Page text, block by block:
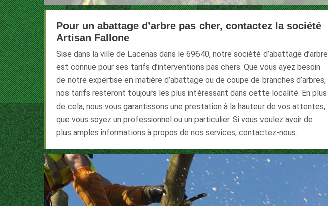
Pour un abattage d’arbre pas cher, contactez la société
Artisan Fallone
Sise dans la ville de Lacenas dans le 69640, notre société d’abattage d’arbre
est connue pour ses tarifs d’interventions pas chers. Que vous ayez besoin
de notre expertise en matière d’abattage ou de coupe de branches d’arbres,
nos tarifs resteront toujours les plus intéressant dans cette localité. En plus
de cela, nous vous garantissons une prestation à la hauteur de vos attentes,
que vous soyez un professionnel ou un particulier. Si vous voulez avoir de
plus amples informations à propos de nos services, contactez-nous.